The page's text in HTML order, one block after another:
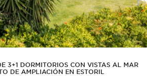
3+1 DORMITORIOS CON VISTAS AL MAR
DE AMPLIACIÓN EN ESTORIL